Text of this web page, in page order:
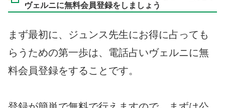
ヴェルニに無料会員登録をしましょう
まず最初に、ジュンス先生にお得に占っても
らうための第一歩は、電話占いヴェルニに無
料会員登録をすることです。